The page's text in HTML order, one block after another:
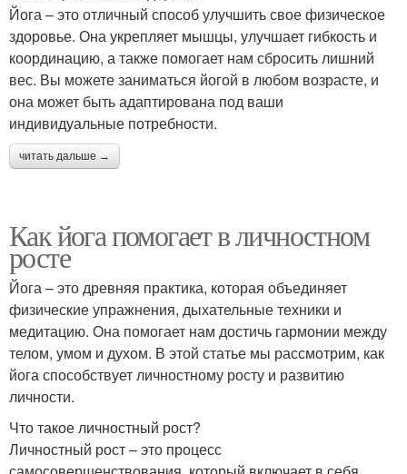
Йога – это отличный способ улучшить свое физическое
здоровье. Она укрепляет мышцы, улучшает гибкость и
координацию, а также помогает нам сбросить лишний
вес. Вы можете заниматься йогой в любом возрасте, и
она может быть адаптирована под ваши
индивидуальные потребности.
читать дальше →
Как йога помогает в личностном
росте
Йога – это древняя практика, которая объединяет
физические упражнения, дыхательные техники и
медитацию. Она помогает нам достичь гармонии между
телом, умом и духом. В этой статье мы рассмотрим, как
йога способствует личностному росту и развитию
личности.
Что такое личностный рост?
Личностный рост – это процесс